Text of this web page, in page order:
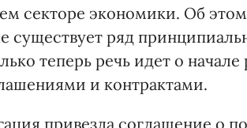
секторе экономики. Об
существует ряд
теперь речь идет о
и контрактами.
привезла соглашение о